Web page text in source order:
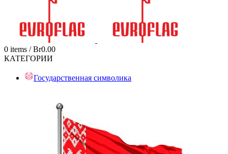
0 items / Br0.00
КАТЕГОРИИ
Государственная символика